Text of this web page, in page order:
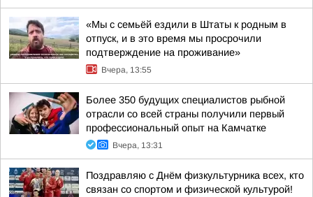
«Мы с семьёй ездили в Штаты к родным в
отпуск, и в это время мы просрочили
подтверждение на проживание»
Вчера, 13:55
Более 350 будущих специалистов рыбной
отрасли со всей страны получили первый
профессиональный опыт на Камчатке
Вчера, 13:31
Поздравляю с Днём физкультурника всех, кто
связан со спортом и физической культурой!